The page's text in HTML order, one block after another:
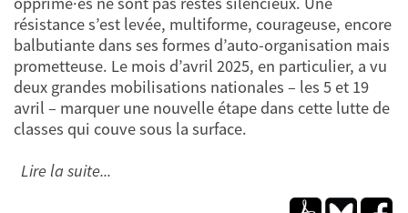
résistance s’est levée, multiforme, courageuse, encore
balbutiante dans ses formes d’auto-organisation mais
prometteuse. Le mois d’avril 2025, en particulier, a vu
deux grandes mobilisations nationales – les 5 et 19
avril – marquer une nouvelle étape dans cette lutte de
classes qui couve sous la surface.
Lire la suite...